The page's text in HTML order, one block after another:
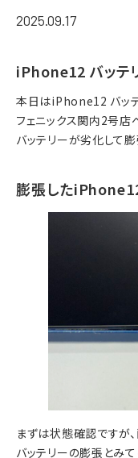
2025.09.17
iPhone12 バッテ
本日はiPhone12 バッ
フェニックス関内2号店
バッテリーが劣化して膨
膨張した
まずは状態確認ですが
バッテリーの膨張とみ